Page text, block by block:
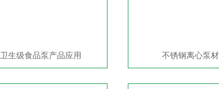
卫生级食品泵产品应用 不锈钢离心泵